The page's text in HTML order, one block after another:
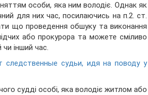
особи, яка ним володіє. Однак як
для них час, посилаючись на п.2. ст.
що проведення обшуку та виконання
або прокурора та можете сміливо
інший час.
судьи, идя на поводу у
судді особі, яка володіє житлом або